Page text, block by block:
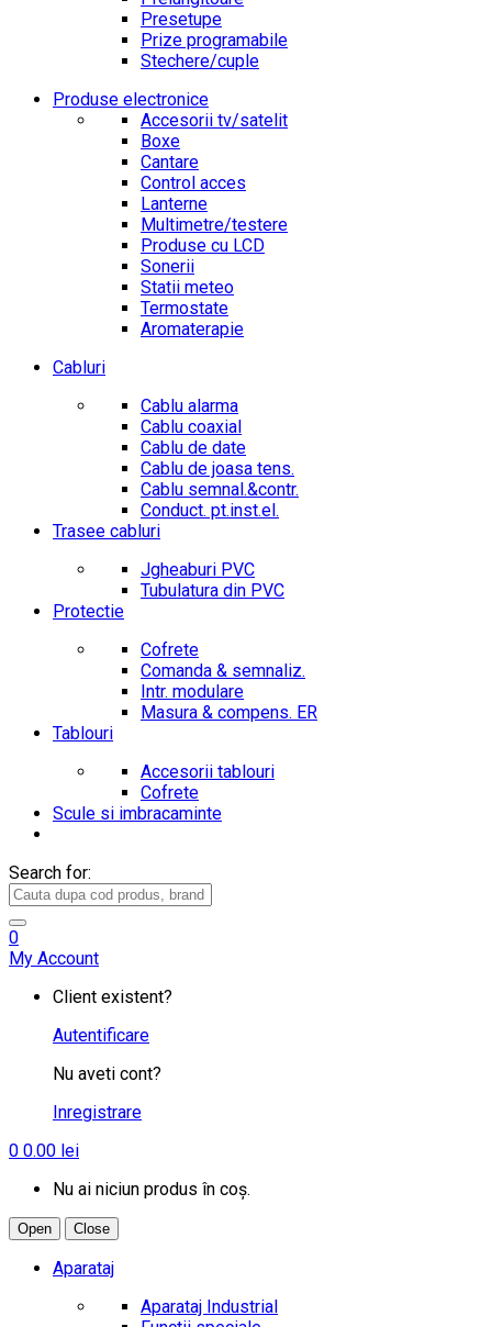
Presetupe
Prize programabile
Stechere/cuple
Produse electronice
Accesorii tv/satelit
Boxe
Cantare
Control acces
Lanterne
Multimetre/testere
Produse cu LCD
Sonerii
Statii meteo
Termostate
Aromaterapie
Cabluri
Cablu alarma
Cablu coaxial
Cablu de date
Cablu de joasa tens.
Cablu semnal.&contr.
Conduct. pt.inst.el.
Trasee cabluri
Jgheaburi PVC
Tubulatura din PVC
Protectie
Cofrete
Comanda & semnaliz.
Intr. modulare
Masura & compens. ER
Tablouri
Accesorii tablouri
Cofrete
Scule si imbracaminte
Search for:
0
My Account
Client existent?
Autentificare
Nu aveti cont?
Inregistrare
0 0.00 lei
Nu ai niciun produs în coș.
Open Close
Aparataj
Aparataj Industrial